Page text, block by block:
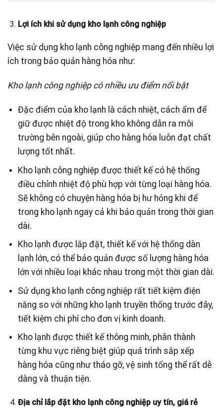
Lợi ích khi sử dụng kho lạnh công nghiệp
Việc sử dụng kho lạnh công nghiệp mang đến nhiều lợi
ích trong bảo quản hàng hóa như:
Kho lạnh công nghiệp có nhiều ưu điểm nổi bật
Đặc điểm của kho lạnh là cách nhiệt, cách ẩm để
giữ được nhiệt độ trong kho không dẫn ra môi
trường bên ngoài, giúp cho hàng hóa luôn đạt chất
lượng tốt nhất.
Kho lạnh công nghiệp được thiết kế có hệ thống
điều chỉnh nhiệt độ phù hợp với từng loại hàng hóa.
Sẽ không có chuyện hàng hóa bị hư hỏng khi để
trong kho lạnh ngay cả khi bảo quản trong thời gian
dài.
Kho lạnh được lắp đặt, thiết kế với hệ thống dàn
lạnh lớn, có thể bảo quản được số lượng hàng hóa
lớn với nhiều loại khác nhau trong một thời gian dài.
Sử dụng kho lạnh công nghiệp rất tiết kiệm điện
năng so với những kho lạnh truyền thống trước đây,
tiết kiệm chi phí cho đơn vị kinh doanh.
Kho lạnh được thiết kế thông minh, phân thành
từng khu vực riêng biệt giúp quá trình sắp xếp
hàng hóa cũng như tháo gỡ, vệ sinh tổng thể rất dễ
dàng và thuận tiện.
Địa chỉ lắp đặt kho lạnh công nghiệp uy tín, giá rẻ